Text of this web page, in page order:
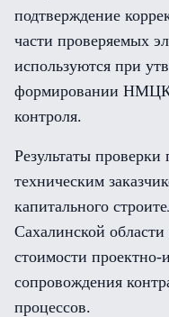
подтверждение
части проверяемых
используются при
формировании НМЦК
контроля.
Результаты
техническим
капитального
Сахалинской
стоимости проектно-
сопровождения
процессов.